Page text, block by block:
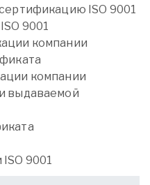
ISO 9001
9001
компании
компании
выдаваемой
9001